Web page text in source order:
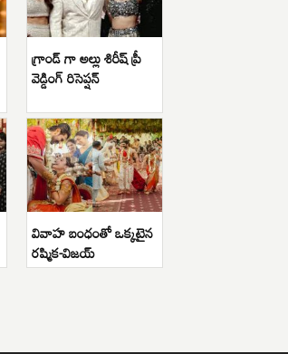
గ్రాండ్ గా అల్లు శిరీష్ ప్రీ
వెడ్డింగ్ రిసెప్షన్
వివాహ బంధంతో ఒక్కటైన
రష్మిక-విజయ్